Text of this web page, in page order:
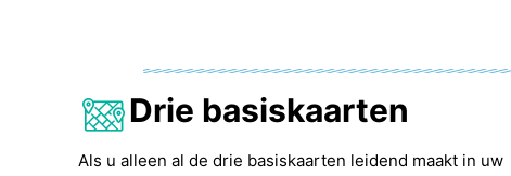
Drie basiskaarten
Als u alleen al de drie basiskaarten leidend maakt in uw